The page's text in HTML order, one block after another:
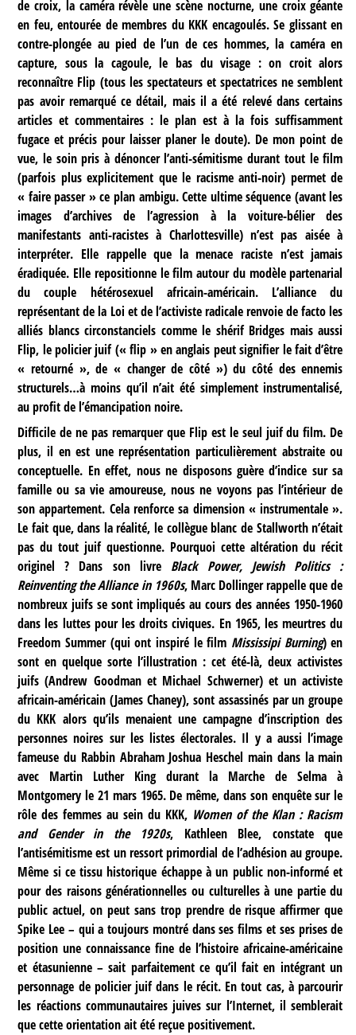
de croix, la caméra révèle une scène nocturne, une croix géante
en feu, entourée de membres du KKK encagoulés. Se glissant en
contre-plongée au pied de l’un de ces hommes, la caméra en
capture, sous la cagoule, le bas du visage : on croit alors
reconnaître Flip (tous les spectateurs et spectatrices ne semblent
pas avoir remarqué ce détail, mais il a été relevé dans certains
articles et commentaires : le plan est à la fois suffisamment
fugace et précis pour laisser planer le doute). De mon point de
vue, le soin pris à dénoncer l’anti-sémitisme durant tout le film
(parfois plus explicitement que le racisme anti-noir) permet de
« faire passer » ce plan ambigu. Cette ultime séquence (avant les
images d’archives de l’agression à la voiture-bélier des
manifestants anti-racistes à Charlottesville) n’est pas aisée à
interpréter. Elle rappelle que la menace raciste n’est jamais
éradiquée. Elle repositionne le film autour du modèle partenarial
du couple hétérosexuel africain-américain. L’alliance du
représentant de la Loi et de l’activiste radicale renvoie de facto les
alliés blancs circonstanciels comme le shérif Bridges mais aussi
Flip, le policier juif (« flip » en anglais peut signifier le fait d’être
« retourné », de « changer de côté ») du côté des ennemis
structurels…à moins qu’il n’ait été simplement instrumentalisé,
au profit de l’émancipation noire.
Difficile de ne pas remarquer que Flip est le seul juif du film. De
plus, il en est une représentation particulièrement abstraite ou
conceptuelle. En effet, nous ne disposons guère d’indice sur sa
famille ou sa vie amoureuse, nous ne voyons pas l’intérieur de
son appartement. Cela renforce sa dimension « instrumentale ».
Le fait que, dans la réalité, le collègue blanc de Stallworth n’était
pas du tout juif questionne. Pourquoi cette altération du récit
originel ? Dans son livre Black Power, Jewish Politics :
Reinventing the Alliance in 1960s, Marc Dollinger rappelle que de
nombreux juifs se sont impliqués au cours des années 1950-1960
dans les luttes pour les droits civiques. En 1965, les meurtres du
Freedom Summer (qui ont inspiré le film Mississipi Burning) en
sont en quelque sorte l’illustration : cet été-là, deux activistes
juifs (Andrew Goodman et Michael Schwerner) et un activiste
africain-américain (James Chaney), sont assassinés par un groupe
du KKK alors qu’ils menaient une campagne d’inscription des
personnes noires sur les listes électorales. Il y a aussi l’image
fameuse du Rabbin Abraham Joshua Heschel main dans la main
avec Martin Luther King durant la Marche de Selma à
Montgomery le 21 mars 1965. De même, dans son enquête sur le
rôle des femmes au sein du KKK, Women of the Klan : Racism
and Gender in the 1920s, Kathleen Blee, constate que
l’antisémitisme est un ressort primordial de l’adhésion au groupe.
Même si ce tissu historique échappe à un public non-informé et
pour des raisons générationnelles ou culturelles à une partie du
public actuel, on peut sans trop prendre de risque affirmer que
Spike Lee – qui a toujours montré dans ses films et ses prises de
position une connaissance fine de l’histoire africaine-américaine
et étasunienne – sait parfaitement ce qu’il fait en intégrant un
personnage de policier juif dans le récit. En tout cas, à parcourir
les réactions communautaires juives sur l’Internet, il semblerait
que cette orientation ait été reçue positivement.